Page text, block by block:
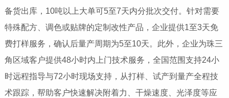
备货出库，10吨以上大单可5至7天内分批次交付。针对需要
特殊配方、调色或贴牌的定制改性产品，企业提供1至3天免
费打样服务，确认后量产周期为5至10天。此外，企业为珠三
角区域客户提供48小时内上门技术服务，全国范围支持24小
时远程指导与72小时现场支持，从打样、试产到量产全程技
术跟踪，帮助客户快速解决附着力、干燥速度、光泽度等应